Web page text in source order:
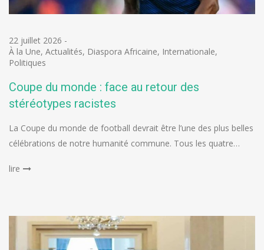
22 juillet 2026 -
À la Une, Actualités, Diaspora Africaine, Internationale,
Politiques
Coupe du monde : face au retour des
stéréotypes racistes
La Coupe du monde de football devrait être l’une des plus belles
célébrations de notre humanité commune. Tous les quatre…
lire